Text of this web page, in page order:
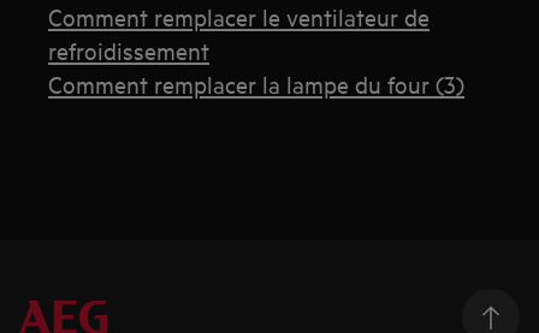
Comment remplacer le ventilateur de
refroidissement
Comment remplacer la lampe du four (3)